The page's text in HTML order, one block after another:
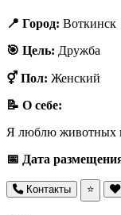
📍 Город: Воткинск
🎯 Цель: Дружба
⚥ Пол: Женский
📝 О себе:
Я люблю животных и
📅 Дата
Контакты ⭐